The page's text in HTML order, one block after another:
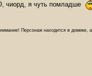
чиорд, я чуть помладше
Персонаж находится в домике,